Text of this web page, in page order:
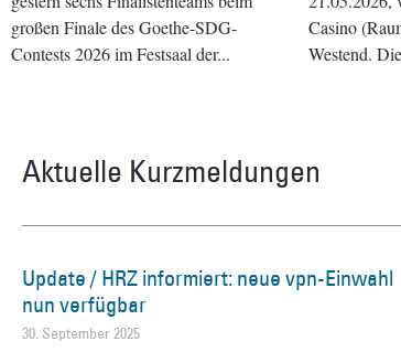
großen Finale des Goethe-SDG-
Contests 2026 im Festsaal der
Casino
Westend. Die
Aktuelle Kurzmeldungen
Update / HRZ informiert: neue vpn-Einwahl
nun verfügbar
30. September 2025